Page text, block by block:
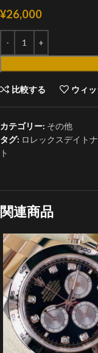
¥26,000
比較する ウィ
カテゴリー: その他
タグ: ロレックスデイト
ト
関連商品